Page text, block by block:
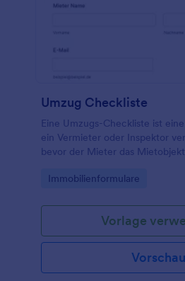
papierlos zu werden!
Umzug Checkliste
Eine Umzugs-Checkliste ist
ein Vermieter oder Inspektor
bevor der Mieter das
Go to Category:
Immobilienformulare
Vorlage
Vorschau